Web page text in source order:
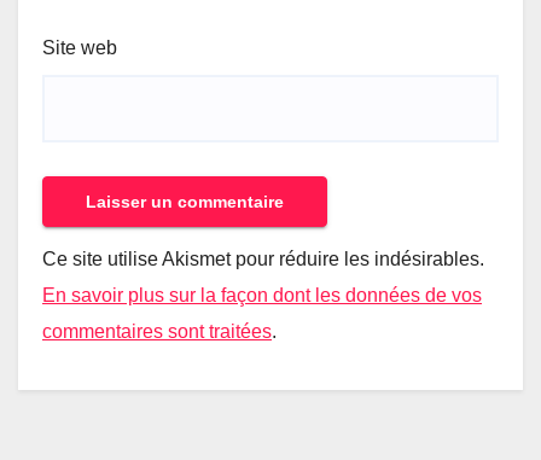
Site web
Ce site utilise Akismet pour réduire les indésirables.
En savoir plus sur la façon dont les données de vos
commentaires sont traitées.